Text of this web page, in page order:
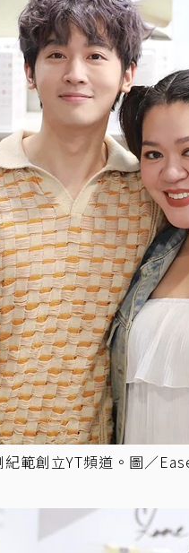
範創立YT頻道。圖／